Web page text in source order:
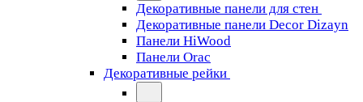
Декоративные панели для стен
Декоративные панели Decor Dizayn
Панели HiWood
Панели Orac
Декоративные рейки